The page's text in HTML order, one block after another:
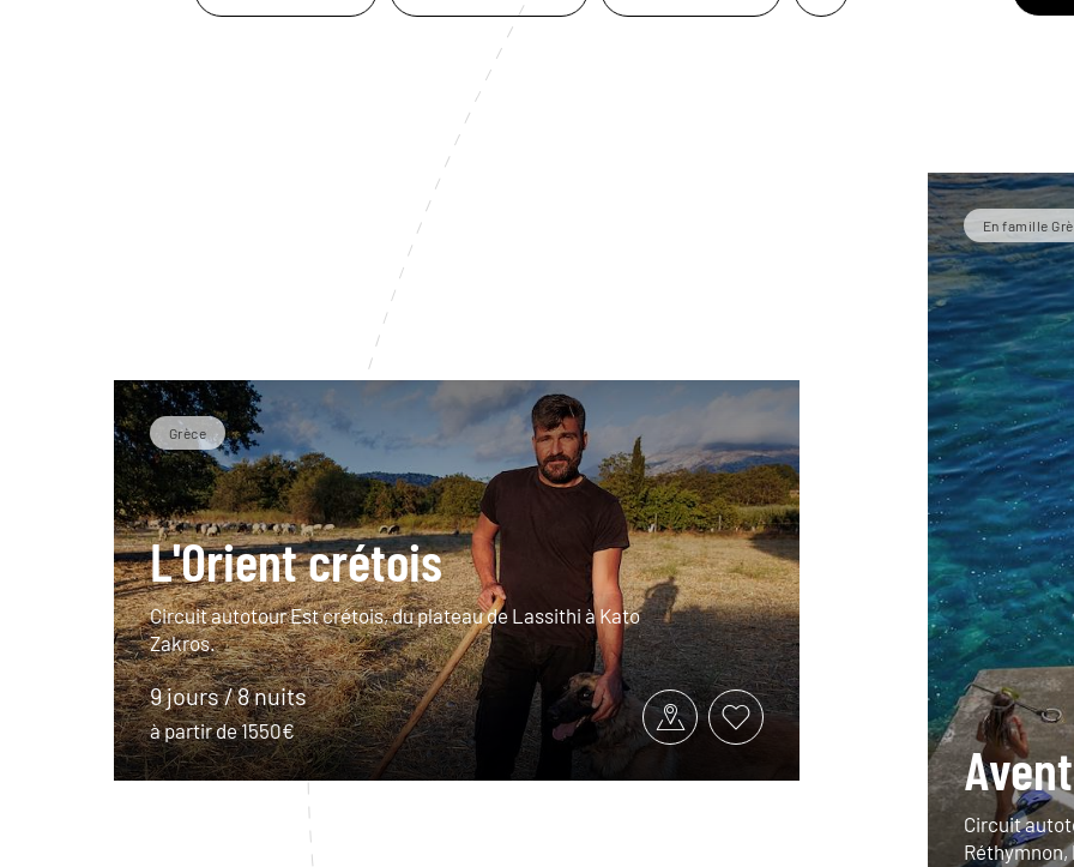
Grèce
L'Orient crétois
Circuit autotour Est crétois, du plateau de Lassithi à Kato
Zakros.
9 jours / 8 nuits
à partir de 1550€
En famille
Circuit